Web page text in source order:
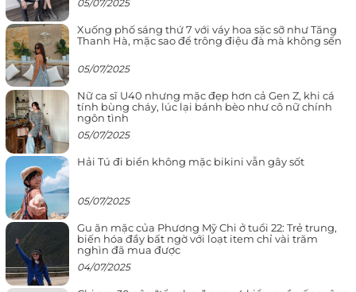
05/07/2025
Xuống phố sáng thứ 7 với váy hoa sặc sỡ như Tăng
Thanh Hà, mặc sao để trông điệu đà mà không sến
05/07/2025
Nữ ca sĩ U40 nhưng mặc đẹp hơn cả Gen Z, khi cá
tính bùng cháy, lúc lại bánh bèo như cô nữ chính
ngôn tình
05/07/2025
Hải Tú đi biển không mặc bikini vẫn gây sốt
05/07/2025
Gu ăn mặc của Phương Mỹ Chi ở tuổi 22: Trẻ trung,
biến hóa đầy bất ngờ với loạt item chỉ vài trăm
nghìn đã mua được
04/07/2025